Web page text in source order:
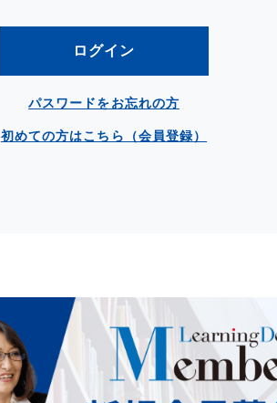
ログイン
パスワードをお忘れの方
初めての方はこちら（会員登録）